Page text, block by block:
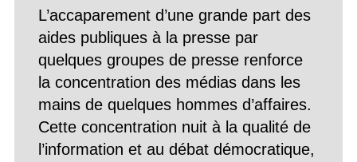
L’accaparement d’une grande part des
aides publiques à la presse par
quelques groupes de presse renforce
la concentration des médias dans les
mains de quelques hommes d’affaires.
Cette concentration nuit à la qualité de
l’information et au débat démocratique,